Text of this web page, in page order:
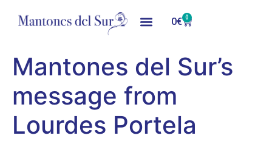
0€ 0
Mantones del Sur’s
message from
Lourdes Portela